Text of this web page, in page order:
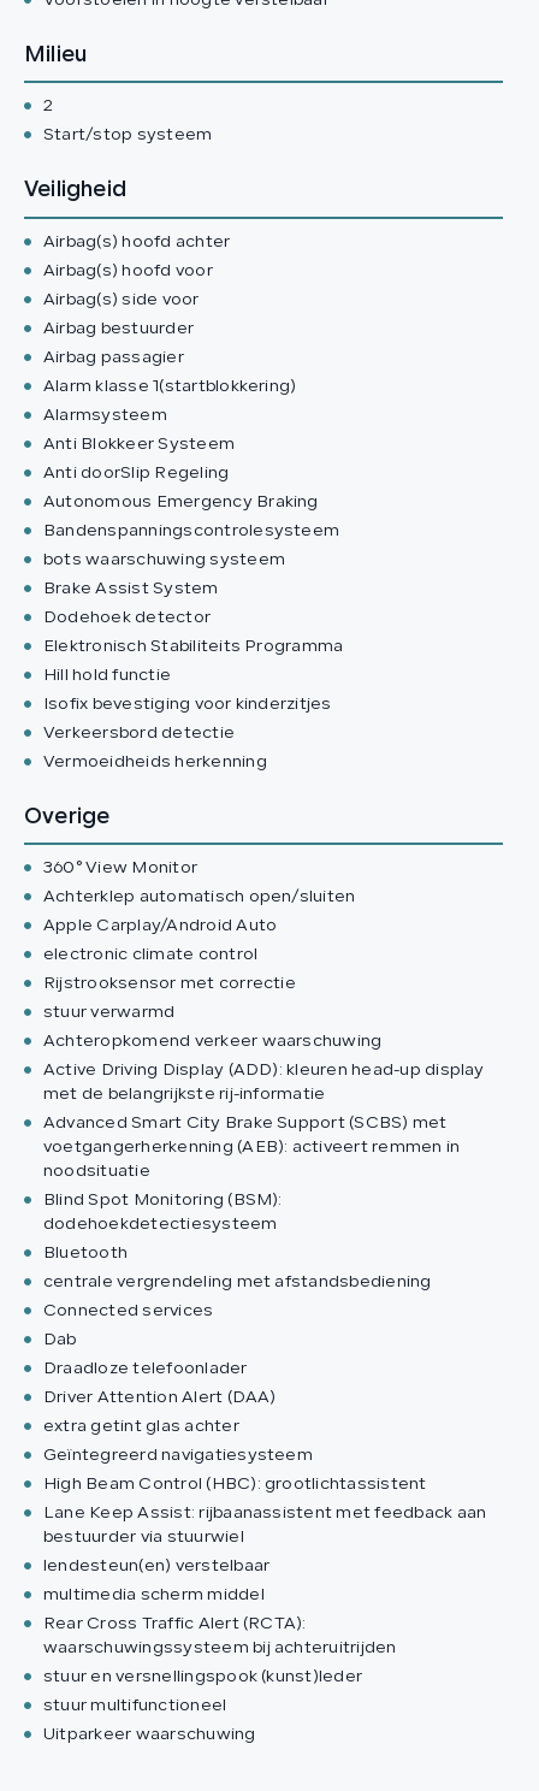
Milieu
2
Start/stop systeem
Veiligheid
Airbag(s) hoofd achter
Airbag(s) hoofd voor
Airbag(s) side voor
Airbag bestuurder
Airbag passagier
Alarm klasse 1(startblokkering)
Alarmsysteem
Anti Blokkeer Systeem
Anti doorSlip Regeling
Autonomous Emergency Braking
Bandenspanningscontrolesysteem
bots waarschuwing systeem
Brake Assist System
Dodehoek detector
Elektronisch Stabiliteits Programma
Hill hold functie
Isofix bevestiging voor kinderzitjes
Verkeersbord detectie
Vermoeidheids herkenning
Overige
360° View Monitor
Achterklep automatisch open/sluiten
Apple Carplay/Android Auto
electronic climate control
Rijstrooksensor met correctie
stuur verwarmd
Achteropkomend verkeer waarschuwing
Active Driving Display (ADD): kleuren head-up display
met de belangrijkste rij-informatie
Advanced Smart City Brake Support (SCBS) met
voetgangerherkenning (AEB): activeert remmen in
noodsituatie
Blind Spot Monitoring (BSM):
dodehoekdetectiesysteem
Bluetooth
centrale vergrendeling met afstandsbediening
Connected services
Dab
Draadloze telefoonlader
Driver Attention Alert (DAA)
extra getint glas achter
Geïntegreerd navigatiesysteem
High Beam Control (HBC): grootlichtassistent
Lane Keep Assist: rijbaanassistent met feedback aan
bestuurder via stuurwiel
lendesteun(en) verstelbaar
multimedia scherm middel
Rear Cross Traffic Alert (RCTA):
waarschuwingssysteem bij achteruitrijden
stuur en versnellingspook (kunst)leder
stuur multifunctioneel
Uitparkeer waarschuwing